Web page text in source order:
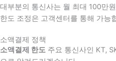
대부분의 통신사는 월 최대 100만
한도 조정은 고객센터를 통해 가능
소액결제 정책
소액결제 한도 주요 통신사인 KT,